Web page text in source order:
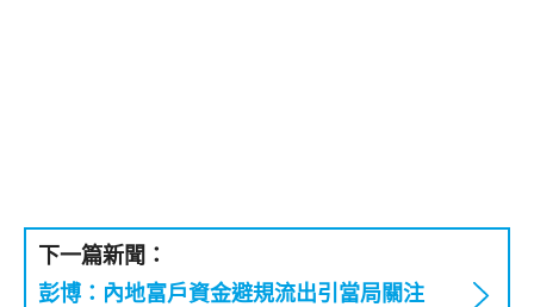
下一篇新聞：
彭博：內地富戶資金避規流出引當局關注